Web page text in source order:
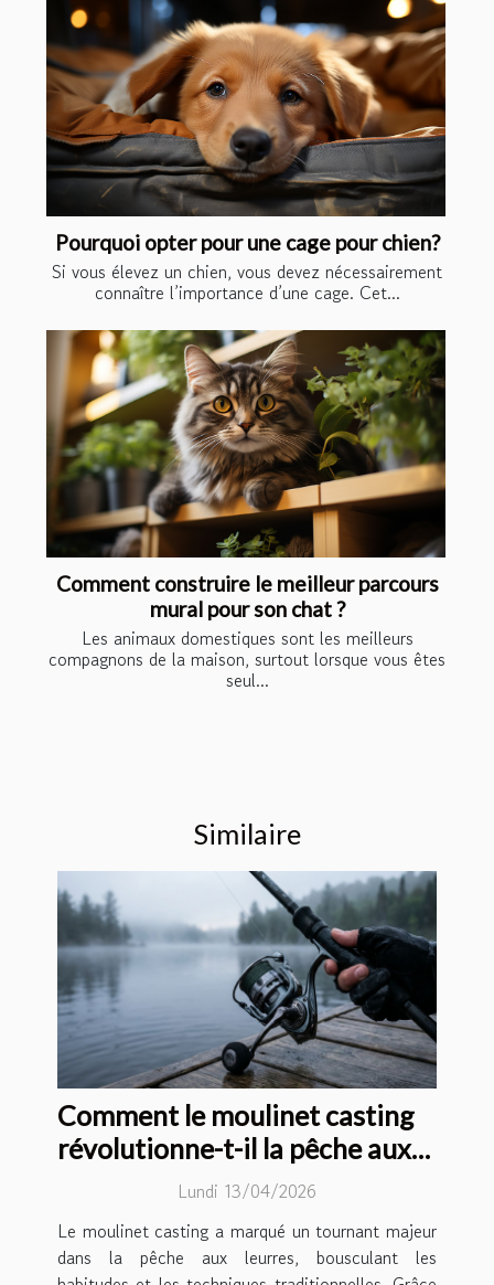
Pourquoi opter pour une cage pour chien?
Si vous élevez un chien, vous devez nécessairement
connaître l’importance d’une cage. Cet...
Comment construire le meilleur parcours
mural pour son chat ?
Les animaux domestiques sont les meilleurs
compagnons de la maison, surtout lorsque vous êtes
seul...
Similaire
Comment le moulinet casting
révolutionne-t-il la pêche aux
Lundi 13/04/2026
Le moulinet casting a marqué un tournant majeur
dans la pêche aux leurres, bousculant les